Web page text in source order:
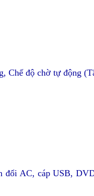
Chế độ chờ tự động
AC, cáp USB,